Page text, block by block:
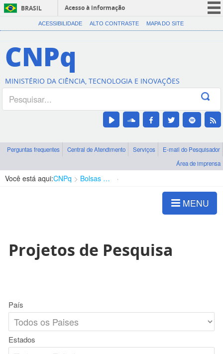
BRASIL
Acesso à informação
CORONAVÍRUS (COVID-19)
Canais
ACESSIBILIDADE ALTO CONTRASTE MAPA DO SITE
CNPq
MINISTÉRIO DA CIÊNCIA, TECNOLOGIA E INOVAÇÕES
Perguntas frequentes Central de Atendimento Serviços
E-mail do Pesquisador
Área de imprensa
Você está aqui:CNPq Bolsas e Auxílios Vigentes
MENU
Projetos de Pesquisa
País
Estados